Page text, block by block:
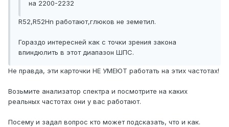
на 2200-2232
R52,R52Hn работают,глюков не земетил.
Гораздо интересней как с точки зрения закона
впиндюлить в этот диапазон ШПС.
Не правда, эти карточки НЕ УМЕЮТ работать на этих частотах!
Возьмите анализатор спектра и посмотрите на каких
реальных частотах они у вас работают.
Посему и задал вопрос кто может подсказать, что и как.